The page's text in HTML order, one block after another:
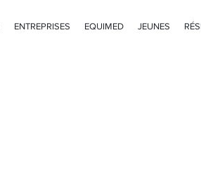
ENTREPRISES EQUIMED JEUNES